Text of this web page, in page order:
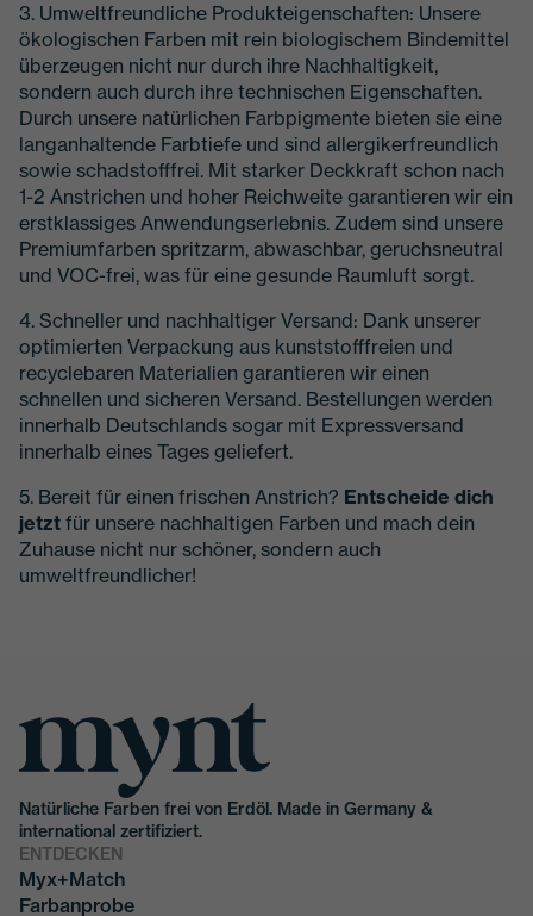
3. Umweltfreundliche Produkteigenschaften: Unsere
ökologischen Farben mit rein biologischem Bindemittel
überzeugen nicht nur durch ihre Nachhaltigkeit,
sondern auch durch ihre technischen Eigenschaften.
Durch unsere natürlichen Farbpigmente bieten sie eine
langanhaltende Farbtiefe und sind allergikerfreundlich
sowie schadstofffrei. Mit starker Deckkraft schon nach
1-2 Anstrichen und hoher Reichweite garantieren wir ein
erstklassiges Anwendungserlebnis. Zudem sind unsere
Premiumfarben spritzarm, abwaschbar, geruchsneutral
und VOC-frei, was für eine gesunde Raumluft sorgt.
4. Schneller und nachhaltiger Versand: Dank unserer
optimierten Verpackung aus kunststofffreien und
recyclebaren Materialien garantieren wir einen
schnellen und sicheren Versand. Bestellungen werden
innerhalb Deutschlands sogar mit Expressversand
innerhalb eines Tages geliefert.
5. Bereit für einen frischen Anstrich? Entscheide dich
jetzt für unsere nachhaltigen Farben und mach dein
Zuhause nicht nur schöner, sondern auch
umweltfreundlicher!
Natürliche Farben frei von Erdöl. Made in Germany &
international zertifiziert.
ENTDECKEN
Myx+Match
Farbanprobe